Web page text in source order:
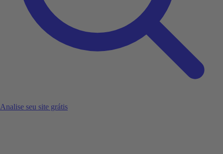
Analise seu site grátis